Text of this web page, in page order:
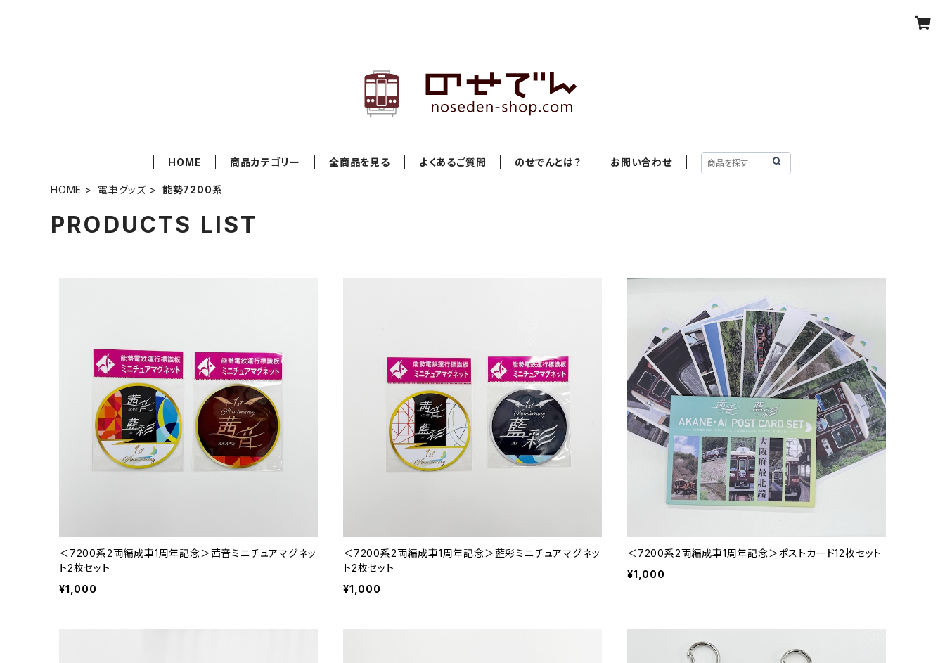
HOME 商品カテゴリー 全商品を見る よくあるご質問 のせでんとは？ お問い合わせ
HOME 電車グッズ 能勢7200系
PRODUCTS LIST
＜7200系2両編成車1周年記念＞茜音ミニチュアマグネッ
ト2枚セット
¥1,000
＜7200系2両編成車1周年記念＞藍彩ミニチュアマグネッ
ト2枚セット
¥1,000
＜7200系2両編成車1周年記念＞ポストカード12枚セット
¥1,000